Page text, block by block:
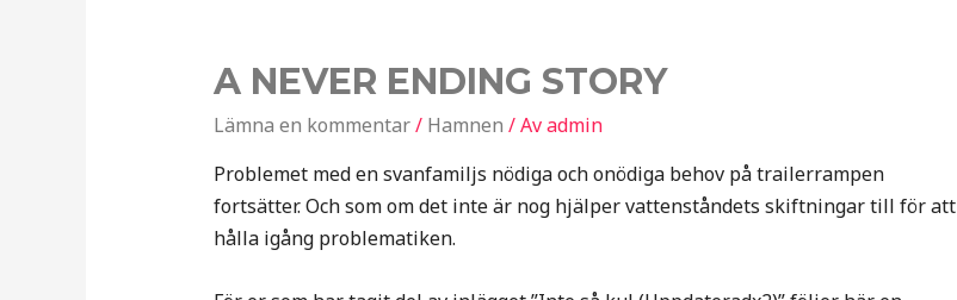
A NEVER ENDING STORY
Lämna en kommentar/ Hamnen / Avadmin
Problemet med en svanfamiljs nödiga och onödiga behov på trailerrampen
fortsätter. Och som om det inte är nog hjälper vattenståndets skiftningar till för att
hålla igång problematiken.